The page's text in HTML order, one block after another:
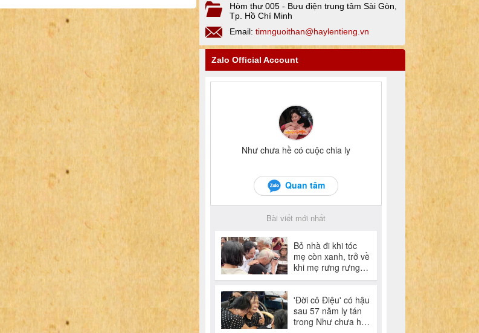
Hòm thư 005 - Bưu điện trung tâm Sài Gòn,
Tp. Hồ Chí Minh
Email: timnguoithan@haylentieng.vn
Zalo Official Account